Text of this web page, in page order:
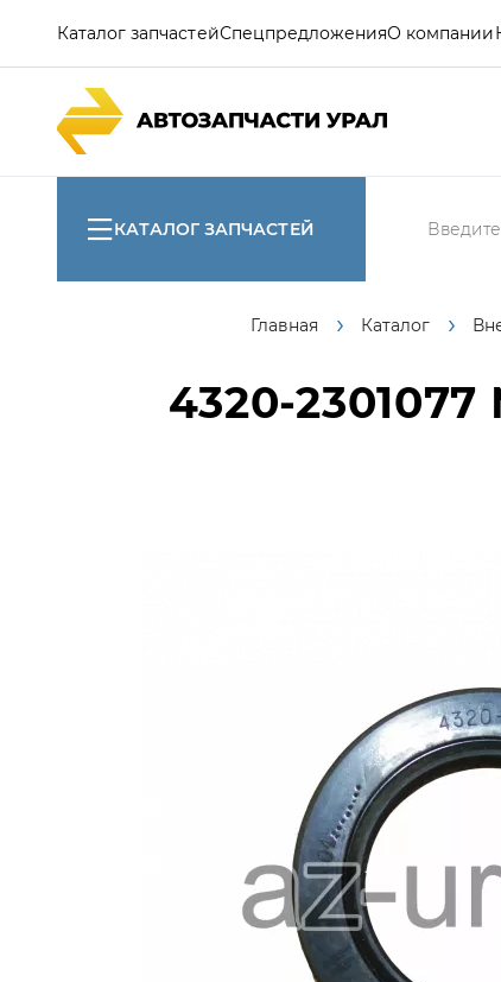
Каталог запчастейСпецпредложенияО компании
КАТАЛОГ ЗАПЧАСТЕЙ
Главная Каталог
4320-2301077